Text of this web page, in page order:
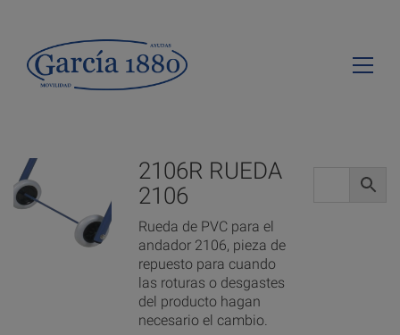
2106R RUEDA
2106
Rueda de PVC para el
andador 2106, pieza de
repuesto para cuando
las roturas o desgastes
del producto hagan
necesario el cambio.